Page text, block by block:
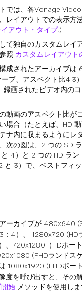
では、各Vonage
レイアウトでの表示方
アウト・タイプ.)
て独自のカスタムレイ
照 カスタムレイアウト
成されたアーカイブは
プ、アスペクト比4:3
画されたビデオ内の
動画のアスペクト比が
場合（たとえば、HD
ナ内に収まるようにレ
次の図は、2 つの SD
と 4）と 2 つの HD ラ
と 3）で、ベストフィ
ーカイブが 480x640
：4）、 1280x720 (HD
、720x1280（HDポー
(FHDランドス
1080x1920 (FHDポー
度を呼び出すと、その
始 メソッドを使用し